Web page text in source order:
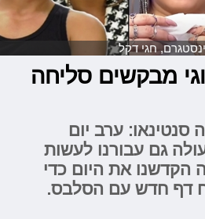
חגי דקל
מבקשים סליחה
סנטינאו: ערב יום
גם עבורנו לעשות
הקדשנו את היום כדי
דף חדש עם הסלבס.